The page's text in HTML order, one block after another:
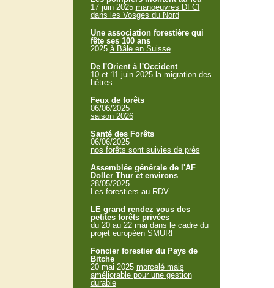
17 juin 2025 manoeuvres DFCI
dans les Vosges du Nord
Une association forestière qui
fête ses 100 ans
2025 à Bâle en Suisse
De l'Orient à l'Occident
10 et 11 juin 2025 la migration des
hêtres
Feux de forêts
06/06/2025
saison 2026
Santé des Forêts
06/06/2025
nos forêts sont suivies de près
Assemblée générale de l'AF
Doller Thur et environs
28/05/2025
Les forestiers au RDV
LE grand rendez vous des
petites forêts privées
du 20 au 22 mai dans le cadre du
projet européen SMURF
Foncier forestier du Pays de
Bitche
20 mai 2025 morcelé mais
améliorable pour une gestion
durable